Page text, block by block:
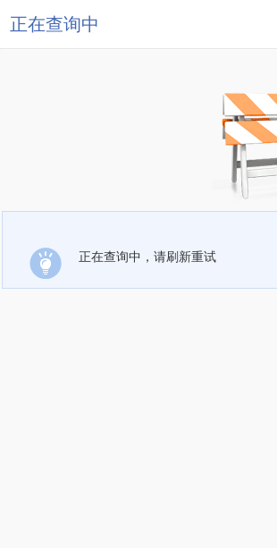
正在查询中
正在查询中，请刷新重试